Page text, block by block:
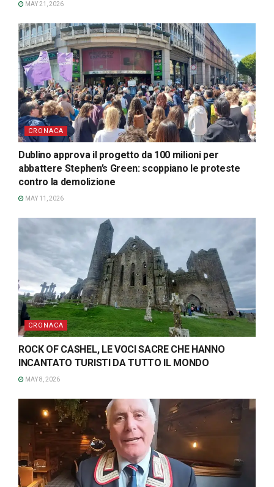
MAY 21, 2026
CRONACA
Dublino approva il progetto da 100 milioni per
abbattere Stephen’s Green: scoppiano le proteste
contro la demolizione
MAY 11, 2026
CRONACA
ROCK OF CASHEL, LE VOCI SACRE CHE HANNO
INCANTATO TURISTI DA TUTTO IL MONDO
MAY 8, 2026